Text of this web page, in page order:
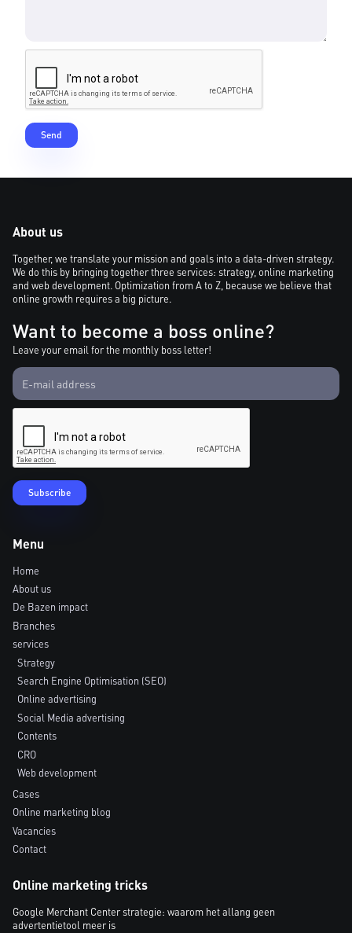
About us
Together, we translate your mission and goals into a data-driven strategy.
We do this by bringing together three services: strategy, online marketing
and web development. Optimization from A to Z, because we believe that
online growth requires a big picture.
Want to become a boss online?
Leave your email for the monthly boss letter!
Menu
Home
About us
De Bazen impact
Branches
services
Strategy
Search Engine Optimisation (SEO)
Online advertising
Social Media advertising
Contents
CRO
Web development
Cases
Online marketing blog
Vacancies
Contact
Online marketing tricks
Google Merchant Center strategie: waarom het allang geen
advertentietool meer is